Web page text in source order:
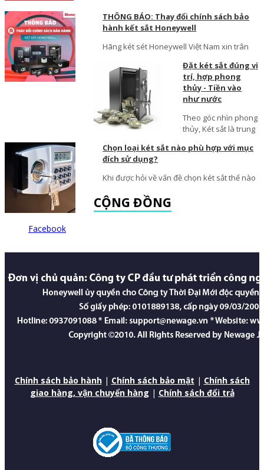
THÔNG BÁO: Thay đổi chính sách bảo
hành kết sắt Honeywell
Hãng két sét Honeywell Việt Nam xin trân
Đặt két sắt đúng vị
trí, hợp phong
thủy - Tiền vào
như nước
Theo góc nhìn phong
thủy, Két sắt là trung
Chọn loại két sắt nào phù hợp với mục
đích sử dụng?
Khi được hỏi về vấn đề chọn két sắt thế nào
CỘNG ĐỒNG
Facebook
Chính sách bảo hành| Chính sách bảo mật | Chính sách
giao hàng, vận chuyển hàng | Chính sách đổi trả